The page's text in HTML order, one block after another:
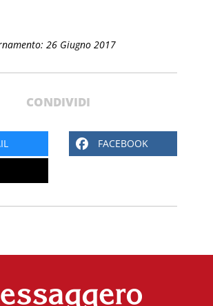
26 Giugno 2017
CONDIVIDI
FACEBOOK